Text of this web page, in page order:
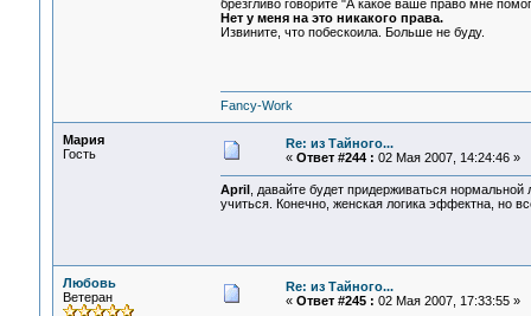
брезгливо говорите "А какое ваше право мне
Нет у меня на это никакого права.
Извините, что побескоила. Больше не буду.
Fancy-Work
Мария
Гость
Re: из Тайного...
« Ответ #244 : 02 Мая 2007, 14:24:46 »
April
, давайте будет придерживаться
учиться. Конечно, женская логика эффектна, но
Любовь
Ветеран
Re: из Тайного...
« Ответ #245 : 02 Мая 2007, 17:33:55 »